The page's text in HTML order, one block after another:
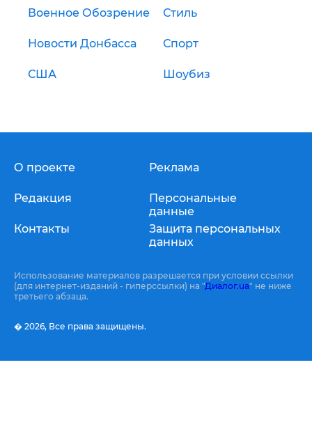
Военное Обозрение Стиль
Новости Донбасса Спорт
США Шоубиз
О проекте
Редакция
Контакты
Реклама
Персональные
данные
Защита персональных
данных
Использование материалов разрешается при условии ссылки
(для интернет-изданий - гиперссылки) на "Диалог.ua" не ниже
третьего абзаца.
� 2026, Все права защищены.